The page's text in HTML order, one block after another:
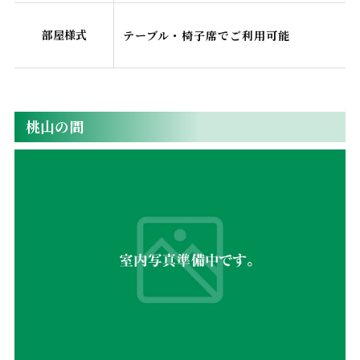
部屋様式 テーブル・椅子席でご利用可能
桃山の間